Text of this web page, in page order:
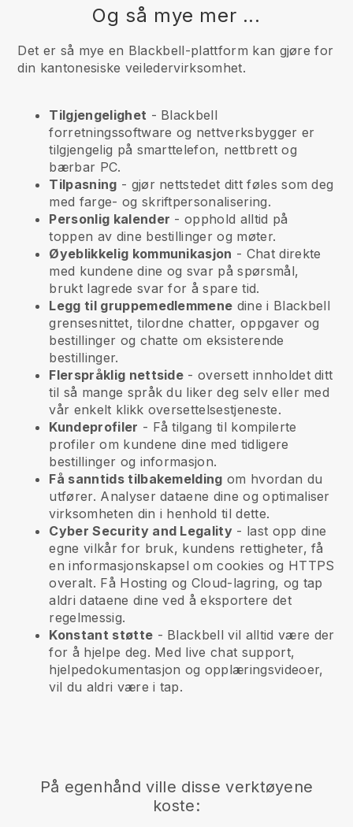
Og så mye mer ...
Det er så mye en Blackbell-plattform kan gjøre for
din kantonesiske veiledervirksomhet.
Tilgjengelighet - Blackbell
forretningssoftware og nettverksbygger er
tilgjengelig på smarttelefon, nettbrett og
bærbar PC.
Tilpasning - gjør nettstedet ditt føles som deg
med farge- og skriftpersonalisering.
Personlig kalender - opphold alltid på
toppen av dine bestillinger og møter.
Øyeblikkelig kommunikasjon - Chat direkte
med kundene dine og svar på spørsmål,
brukt lagrede svar for å spare tid.
Legg til gruppemedlemmene dine i Blackbell
grensesnittet, tilordne chatter, oppgaver og
bestillinger og chatte om eksisterende
bestillinger.
Flerspråklig nettside - oversett innholdet ditt
til så mange språk du liker deg selv eller med
vår enkelt klikk oversettelsestjeneste.
Kundeprofiler - Få tilgang til kompilerte
profiler om kundene dine med tidligere
bestillinger og informasjon.
Få sanntids tilbakemelding om hvordan du
utfører. Analyser dataene dine og optimaliser
virksomheten din i henhold til dette.
Cyber Security and Legality - last opp dine
egne vilkår for bruk, kundens rettigheter, få
en informasjonskapsel om cookies og HTTPS
overalt. Få Hosting og Cloud-lagring, og tap
aldri dataene dine ved å eksportere det
regelmessig.
Konstant støtte - Blackbell vil alltid være der
for å hjelpe deg. Med live chat support,
hjelpedokumentasjon og opplæringsvideoer,
vil du aldri være i tap.
På egenhånd ville disse verktøyene
koste: